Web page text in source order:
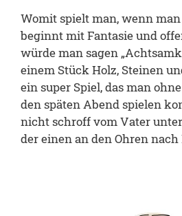
Womit spielt man, wenn man
beginnt mit Fantasie und
würde man sagen
einem Stück Holz, Steinen
ein super Spiel, das man
den späten Abend spielen
nicht schroff vom Vater
der einen an den Ohren